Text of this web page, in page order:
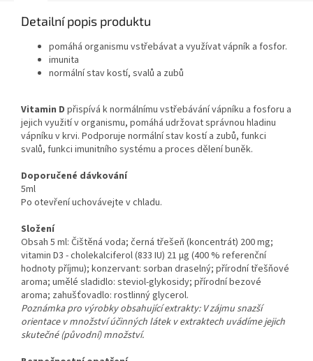
Detailní popis produktu
pomáhá organismu vstřebávat a využívat vápník a fosfor.
imunita
normální stav kostí, svalů a zubů
Vitamin D přispívá k normálnímu vstřebávání vápníku a fosforu a
jejich využití v organismu, pomáhá udržovat správnou hladinu
vápníku v krvi. Podporuje normální stav kostí a zubů, funkci
svalů, funkci imunitního systému a proces dělení buněk.
Doporučené dávkování
5ml
Po otevření uchovávejte v chladu.
Složení
Obsah 5 ml: Čištěná voda; černá třešeň (koncentrát) 200 mg;
vitamin D3 - cholekalciferol (833 IU) 21 µg (400 % referenční
hodnoty příjmu); konzervant: sorban draselný; přírodní třešňové
aroma; umělé sladidlo: steviol-glykosidy; přírodní bezové
aroma; zahušťovadlo: rostlinný glycerol.
Poznámka pro výrobky obsahující extrakty: V zájmu snazší
orientace v množství účinných látek v extraktech uvádíme jejich
skutečné (původní) množství.